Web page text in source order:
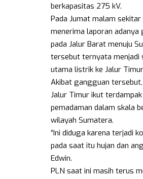
berkapasitas 275 kV.
Pada Jumat malam sekitar
menerima laporan
pada Jalur Barat menuju
tersebut ternyata menjadi
utama listrik ke Jalur
Akibat gangguan
Jalur Timur ikut
pemadaman dalam skala
wilayah Sumatera.
“Ini diduga karena terjadi
pada saat itu hujan dan
Edwin.
PLN saat ini masih terus